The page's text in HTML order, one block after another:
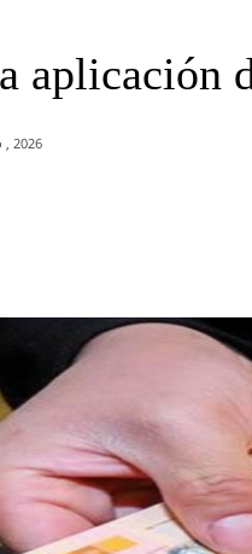
aplicación
, 2026